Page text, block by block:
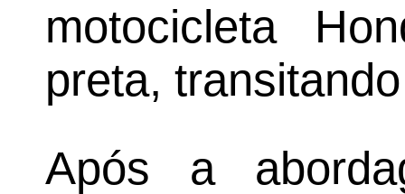
motocicleta
preta,
Após a